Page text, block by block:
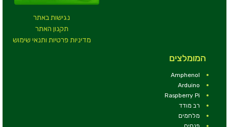
נגישות באתר
תקנון האתר
מדיניות פרטיות ותנאי שימוש
המומלצים
Amphenol
Arduino
Raspberry Pi
רב מודד
מלחמים